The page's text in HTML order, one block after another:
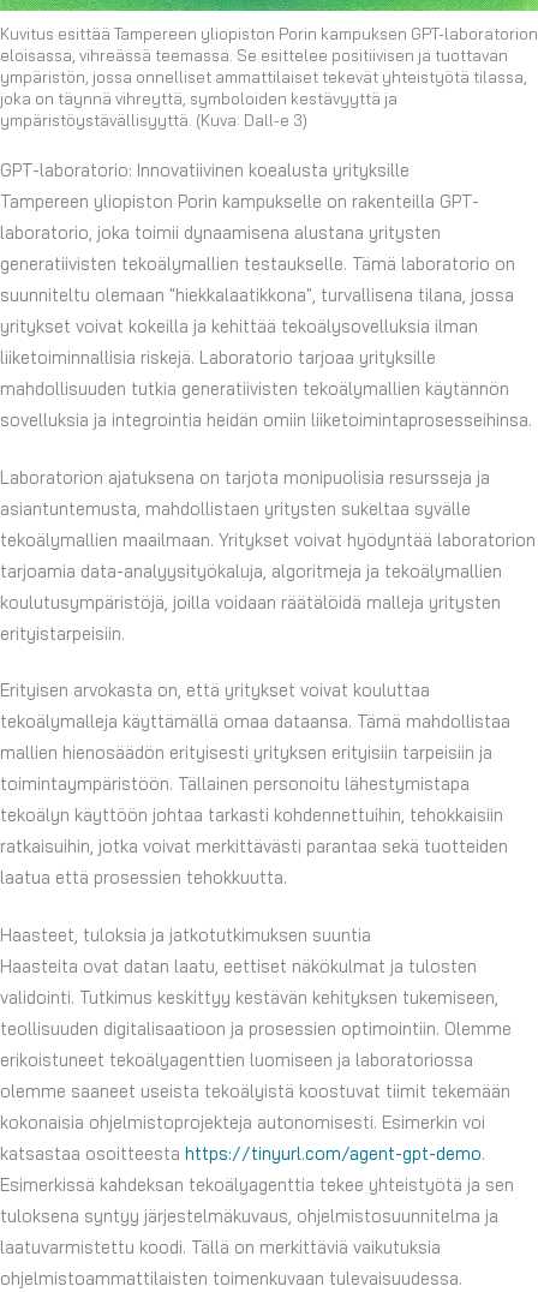
Kuvitus esittää Tampereen yliopiston Porin kampuksen GPT-laboratorion
eloisassa, vihreässä teemassa. Se esittelee positiivisen ja tuottavan
ympäristön, jossa onnelliset ammattilaiset tekevät yhteistyötä tilassa,
joka on täynnä vihreyttä, symboloiden kestävyyttä ja
ympäristöystävällisyyttä. (Kuva: Dall-e 3)
GPT-laboratorio: Innovatiivinen koealusta yrityksille
Tampereen yliopiston Porin kampukselle on rakenteilla GPT-
laboratorio, joka toimii dynaamisena alustana yritysten
generatiivisten tekoälymallien testaukselle. Tämä laboratorio on
suunniteltu olemaan "hiekkalaatikkona", turvallisena tilana, jossa
yritykset voivat kokeilla ja kehittää tekoälysovelluksia ilman
liiketoiminnallisia riskejä. Laboratorio tarjoaa yrityksille
mahdollisuuden tutkia generatiivisten tekoälymallien käytännön
sovelluksia ja integrointia heidän omiin liiketoimintaprosesseihinsa.
Laboratorion ajatuksena on tarjota monipuolisia resursseja ja
asiantuntemusta, mahdollistaen yritysten sukeltaa syvälle
tekoälymallien maailmaan. Yritykset voivat hyödyntää laboratorion
tarjoamia data-analyysityökaluja, algoritmeja ja tekoälymallien
koulutusympäristöjä, joilla voidaan räätälöidä malleja yritysten
erityistarpeisiin.
Erityisen arvokasta on, että yritykset voivat kouluttaa
tekoälymalleja käyttämällä omaa dataansa. Tämä mahdollistaa
mallien hienosäädön erityisesti yrityksen erityisiin tarpeisiin ja
toimintaympäristöön. Tällainen personoitu lähestymistapa
tekoälyn käyttöön johtaa tarkasti kohdennettuihin, tehokkaisiin
ratkaisuihin, jotka voivat merkittävästi parantaa sekä tuotteiden
laatua että prosessien tehokkuutta.
Haasteet, tuloksia ja jatkotutkimuksen suuntia
Haasteita ovat datan laatu, eettiset näkökulmat ja tulosten
validointi. Tutkimus keskittyy kestävän kehityksen tukemiseen,
teollisuuden digitalisaatioon ja prosessien optimointiin. Olemme
erikoistuneet tekoälyagenttien luomiseen ja laboratoriossa
olemme saaneet useista tekoälyistä koostuvat tiimit tekemään
kokonaisia ohjelmistoprojekteja autonomisesti. Esimerkin voi
katsastaa osoitteesta https://tinyurl.com/agent-gpt-demo.
Esimerkissä kahdeksan tekoälyagenttia tekee yhteistyötä ja sen
tuloksena syntyy järjestelmäkuvaus, ohjelmistosuunnitelma ja
laatuvarmistettu koodi. Tällä on merkittäviä vaikutuksia
ohjelmistoammattilaisten toimenkuvaan tulevaisuudessa.